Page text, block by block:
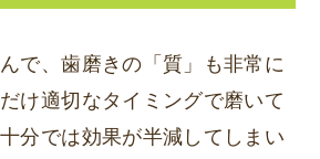
で、歯磨きの「質」も非常に
け適切なタイミングで磨いて
分では効果が半減してしまい